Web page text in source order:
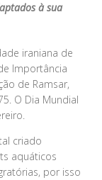
à sua
iraniana de
Importância
de Ramsar,
O Dia Mundial
criado
aquáticos
por isso